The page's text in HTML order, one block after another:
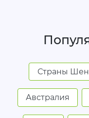
Страны
Австралия